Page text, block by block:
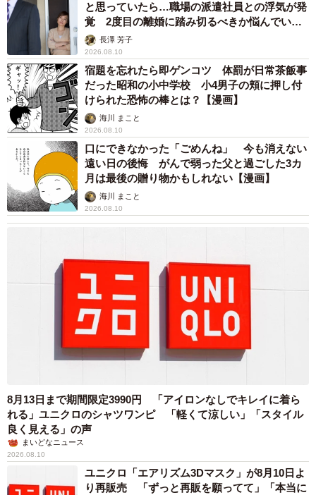
と思っていたら…職場の派遣社員との浮気が発
覚 2度目の離婚に踏み切るべきか悩んでいま
す【夫婦関係修復カウンセラーが解説】
長澤 芳子
2026.08.10
宿題を忘れたら即ゲンコツ 体罰が日常茶飯事
だった昭和の小中学校 小4男子の頬に押し付
けられた恐怖の棒とは？【漫画】
海川 まこと
2026.08.10
口にできなかった「ごめんね」 今も消えない
遠い日の後悔 がんで弱った父と過ごした3カ
月は最後の贈り物かもしれない【漫画】
海川 まこと
2026.08.10
8月13日まで期間限定3990円 「アイロンなしでキレイに着ら
れる」ユニクロのシャツワンピ 「軽くて涼しい」「スタイル
良く見える」の声
まいどなニュース
2026.08.10
ユニクロ「エアリズム3Dマスク」が8月10日よ
り再販売 「ずっと再販を願ってて」「本当に